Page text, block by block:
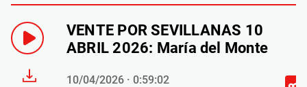
VENTE POR SEVILLANAS 10
ABRIL 2026: María del Monte
10/04/2026 · 0:59:02